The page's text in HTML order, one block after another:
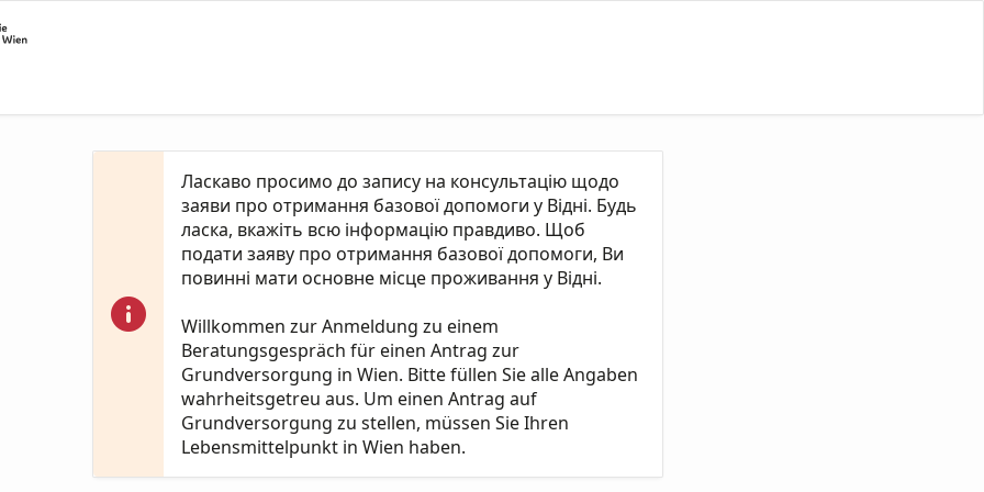
Ласкаво просимо до запису на консультацію щодо
заяви про отримання базової допомоги у Відні. Будь
ласка, вкажіть всю інформацію правдиво. Щоб
подати заяву про отримання базової допомоги, Ви
повинні мати основне місце проживання у Відні.
Willkommen zur Anmeldung zu einem
Beratungsgespräch für einen Antrag zur
Grundversorgung in Wien. Bitte füllen Sie alle Angaben
wahrheitsgetreu aus. Um einen Antrag auf
Grundversorgung zu stellen, müssen Sie Ihren
Lebensmittelpunkt in Wien haben.